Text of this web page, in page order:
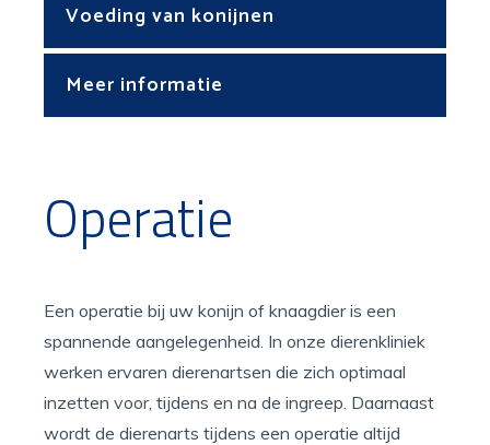
Voeding van konijnen
Meer informatie
Operatie
Een operatie bij uw konijn of knaagdier is een
spannende aangelegenheid. In onze dierenkliniek
werken ervaren dierenartsen die zich optimaal
inzetten voor, tijdens en na de ingreep. Daarnaast
wordt de dierenarts tijdens een operatie altijd